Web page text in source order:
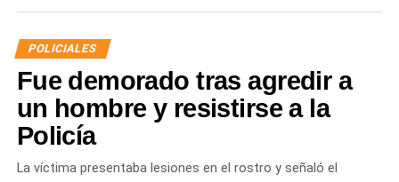
de acercamiento vigente, aunque en ese momento no
contaba con la documentación que acreditara la medida
judicial.
Luego de controlar la situación, el personal policial dio
intervención al Gabinete de Criminalística para realizar
las diligencias correspondientes en la vivienda. También
se informó lo ocurrido a la autoridad judicial interviniente,
POLICIALES
Fue demorado tras agredir a
un hombre y resistirse a la
Policía
La víctima presentaba lesiones en el rostro y señaló el